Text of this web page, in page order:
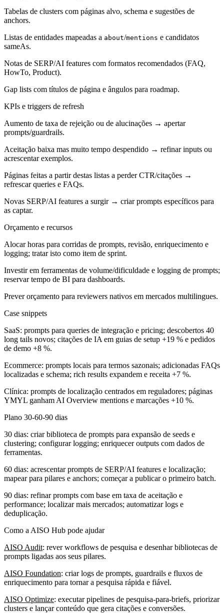
Tabelas de clusters com páginas alvo, schema e sugestões de
anchors.
Listas de entidades mapeadas a about/mentions e candidatos
sameAs.
Notas de SERP/AI features com formatos recomendados (FAQ,
HowTo, Product).
Gap lists com títulos de página e ângulos para roadmap.
KPIs e triggers de refresh
Aumento de taxa de rejeição ou de alucinações → apertar
prompts/guardrails.
Aceitação baixa mas muito tempo despendido → refinar inputs ou
acrescentar exemplos.
Páginas feitas a partir destas listas a perder CTR/citações →
refrescar queries e FAQs.
Novas SERP/AI features a surgir → criar prompts específicos para
as captar.
Orçamento e recursos
Alocar horas para corridas de prompts, revisão, enriquecimento e
logging; tratar isto como item de sprint.
Investir em ferramentas de volume/dificuldade e logging de prompts;
reservar tempo de BI para dashboards.
Prever orçamento para reviewers nativos em mercados multilingues.
Case snippets
SaaS: prompts para queries de integração e pricing; descobertos 40
long tails novos; citações de IA em guias de setup +19 % e pedidos
de demo +8 %.
Ecommerce: prompts locais para termos sazonais; adicionadas FAQs
localizadas e schema; rich results expandem e receita +7 %.
Clínica: prompts de localização centrados em reguladores; páginas
YMYL ganham AI Overview mentions e marcações +10 %.
Plano 30-60-90 dias
30 dias: criar biblioteca de prompts para expansão de seeds e
clustering; configurar logging; enriquecer outputs com dados de
ferramentas.
60 dias: acrescentar prompts de SERP/AI features e localização;
mapear para pilares e anchors; começar a publicar o primeiro batch.
90 dias: refinar prompts com base em taxa de aceitação e
performance; localizar mais mercados; automatizar logs e
deduplicação.
Como a AISO Hub pode ajudar
AISO Audit: rever workflows de pesquisa e desenhar bibliotecas de
prompts ligadas aos seus pilares.
AISO Foundation: criar logs de prompts, guardrails e fluxos de
enriquecimento para tornar a pesquisa rápida e fiável.
AISO Optimize: executar pipelines de pesquisa‑para‑briefs, priorizar
clusters e lançar conteúdo que gera citações e conversões.